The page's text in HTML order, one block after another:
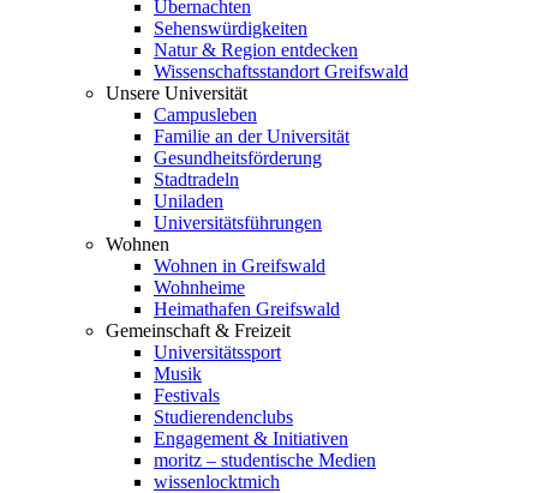
Übernachten
Sehenswürdigkeiten
Natur & Region entdecken
Wissenschaftsstandort Greifswald
Unsere Universität
Campusleben
Familie an der Universität
Gesundheitsförderung
Stadtradeln
Uniladen
Universitätsführungen
Wohnen
Wohnen in Greifswald
Wohnheime
Heimathafen Greifswald
Gemeinschaft & Freizeit
Universitätssport
Musik
Festivals
Studierendenclubs
Engagement & Initiativen
moritz – studentische Medien
wissenlocktmich